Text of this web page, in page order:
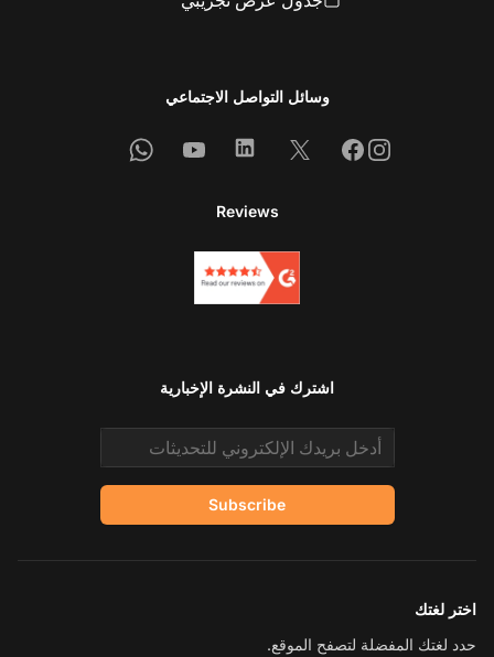
وسائل التواصل الاجتماعي
Instagram
Facebook
X
Linkedin
Youtube
Whatsapp
Reviews
اشترك في النشرة الإخبارية
Email address
Subscribe
اختر لغتك
حدد لغتك المفضلة لتصفح الموقع.